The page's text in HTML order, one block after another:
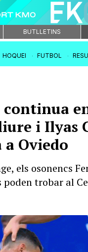
BUTLLETINS
HOQUEI FUTBOL
continua
i Ilyas
a Oviedo
els osonencs
poden trobar al